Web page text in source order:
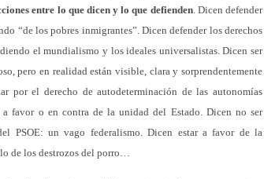
entre lo que dicen y lo que defienden. Dicen defender
“de los pobres inmigrantes”. Dicen defender los derechos
el mundialismo y los ideales universalistas. Dicen ser
pero en realidad están visible, clara y sorprendentemente
por el derecho de autodeterminación de las autonomías
favor o en contra de la unidad del Estado. Dicen no ser
PSOE: un vago federalismo. Dicen estar a favor de la
de los destrozos del porro…